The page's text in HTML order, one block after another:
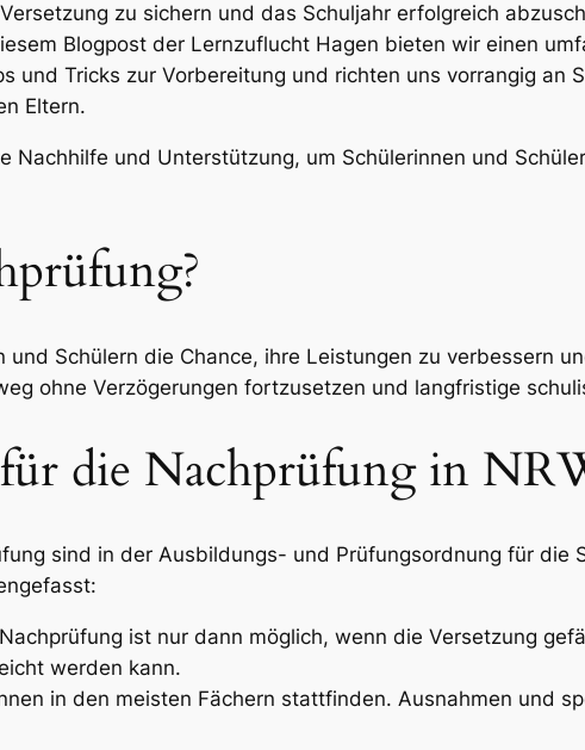
zu sichern und das Schuljahr erfolgreich
Blogpost der Lernzuflucht Hagen bieten wir einen
und Tricks zur Vorbereitung und richten uns vorrangig an
Eltern.
Nachhilfe und Unterstützung, um Schülerinnen und
und Schülern die Chance, ihre Leistungen zu verbessern
ohne Verzögerungen fortzusetzen und langfristige
für die Nachprüfung in
sind in der Ausbildungs- und Prüfungsordnung für die
ist nur dann möglich, wenn die Versetzung
werden kann.
in den meisten Fächern stattfinden. Ausnahmen und